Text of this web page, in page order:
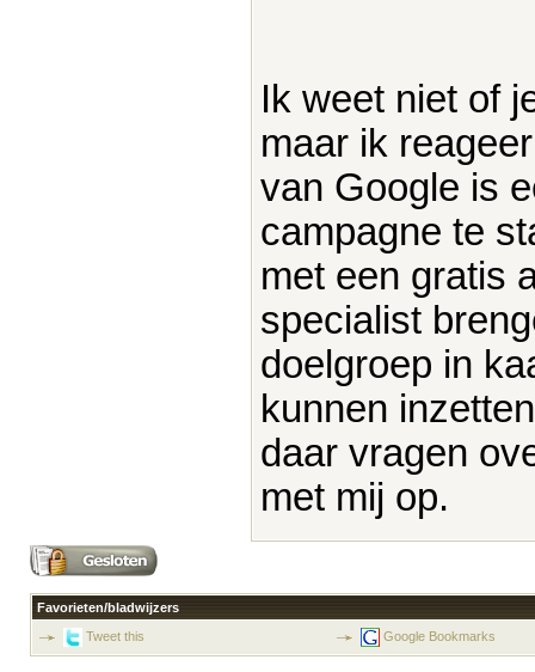
Ik weet niet of
maar ik
van Google is
campagne te
met een gratis
specialist
doelgroep in
kunnen
daar vragen
met mij op.
Favorieten/bladwijzers
Tweet this
Google Bookmarks